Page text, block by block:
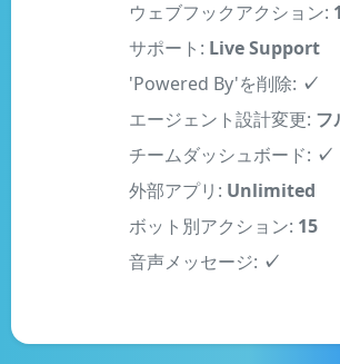
サポート:Live Support
'Powered By'を削除:✓
エージェント設計変更:フル
チームダッシュボード: ✓
外部アプリ:Unlimited
ボット別アクション:15
音声メッセージ:✓